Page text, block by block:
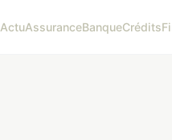
ActuAssuranceBanqueCrédits